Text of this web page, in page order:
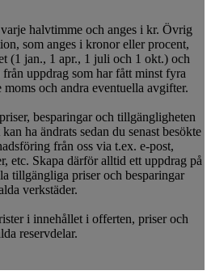
halvtimme och anges i kr. Övrig
som anges i kronor eller procent,
(1 jan., 1 apr., 1 juli och 1 okt.) och
från uppdrag som har fått minst fyra
och andra eventuella avgifter.
besparingar och tillgängligheten
ha ändrats sedan du senast besökte
från oss via t.ex. e-post,
etc. Skapa därför alltid ett uppdrag på
tillgängliga priser och besparingar
verkstäder.
i innehållet i offerten, priser och
reservdelar.